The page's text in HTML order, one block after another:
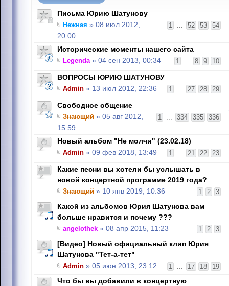
Письма Юрию Шатунову
1 ... 52 53 54
Нежная » 08 июл 2012,
20:00
Исторические моменты нашего сайта
1 ... 8 9 10
Legenda» 04 сен 2013, 00:34
ВОПРОСЫ ЮРИЮ ШАТУНОВУ
1 ... 27 28 29
Admin » 13 июл 2012, 22:36
Свободное общение
1 ... 334 335 336
Знающий » 05 авг 2012,
15:59
Новый альбом "Не молчи" (23.02.18)
1 ... 21 22 23
Admin » 09 фев 2018, 13:49
Какие песни вы хотели бы услышать в
новой концертной программе 2019 года?
1 2 3
Знающий » 10 янв 2019, 10:36
Какой из альбомов Юрия Шатунова вам
больше нравится и почему ???
1 2 3
angelothek » 08 апр 2015, 11:23
[Видео] Новый официальный клип Юрия
Шатунова "Тет-а-тет"
1 ... 17 18 19
Admin » 05 июн 2013, 23:12
Что бы вы добавили в концертную